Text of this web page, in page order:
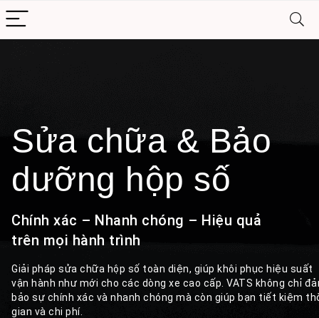
Sửa chữa & Bảo
dưỡng hộp số
Chính xác – Nhanh chóng – Hiệu quả
trên mọi hành trình
Giải pháp sửa chữa hộp số toàn diện, giúp khôi phục hiệu suất
vận hành như mới cho các dòng xe cao cấp. VATS không chỉ
bảo sự chính xác và nhanh chóng mà còn giúp bạn tiết kiệm
gian và chi phí.